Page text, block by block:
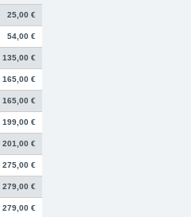
25,00 €
54,00 €
135,00 €
165,00 €
165,00 €
199,00 €
201,00 €
275,00 €
279,00 €
279,00 €